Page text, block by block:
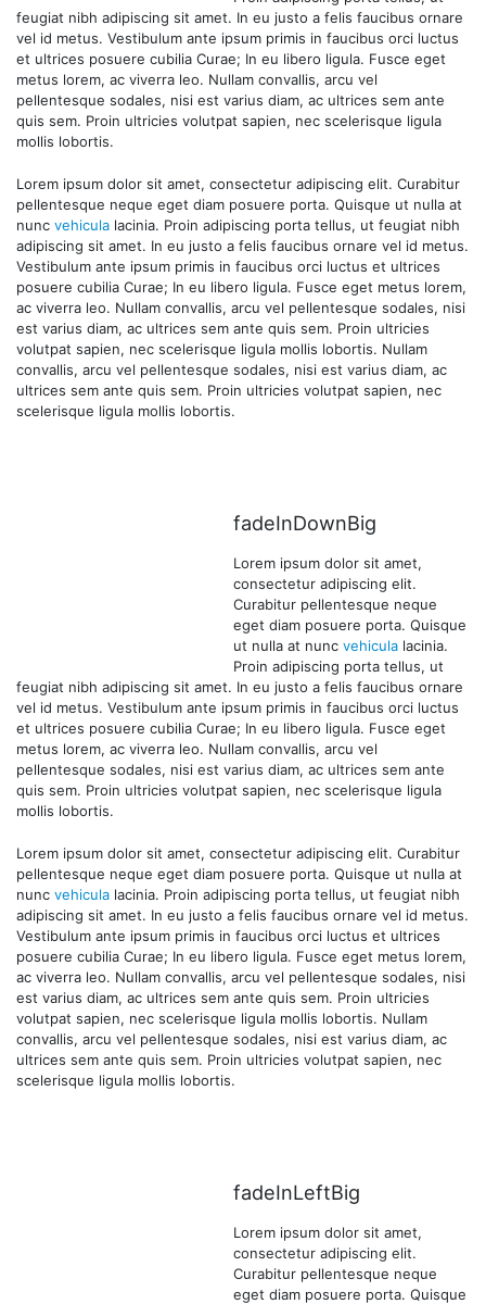
feugiat nibh adipiscing sit amet. In eu justo a felis faucibus ornare
vel id metus. Vestibulum ante ipsum primis in faucibus orci luctus
et ultrices posuere cubilia Curae; In eu libero ligula. Fusce eget
metus lorem, ac viverra leo. Nullam convallis, arcu vel
pellentesque sodales, nisi est varius diam, ac ultrices sem ante
quis sem. Proin ultricies volutpat sapien, nec scelerisque ligula
mollis lobortis.
Lorem ipsum dolor sit amet, consectetur adipiscing elit. Curabitur
pellentesque neque eget diam posuere porta. Quisque ut nulla at
nunc vehicula lacinia. Proin adipiscing porta tellus, ut feugiat nibh
adipiscing sit amet. In eu justo a felis faucibus ornare vel id metus.
Vestibulum ante ipsum primis in faucibus orci luctus et ultrices
posuere cubilia Curae; In eu libero ligula. Fusce eget metus lorem,
ac viverra leo. Nullam convallis, arcu vel pellentesque sodales, nisi
est varius diam, ac ultrices sem ante quis sem. Proin ultricies
volutpat sapien, nec scelerisque ligula mollis lobortis. Nullam
convallis, arcu vel pellentesque sodales, nisi est varius diam, ac
ultrices sem ante quis sem. Proin ultricies volutpat sapien, nec
scelerisque ligula mollis lobortis.
fadeInDownBig
Lorem ipsum dolor sit amet,
consectetur adipiscing elit.
Curabitur pellentesque neque
eget diam posuere porta. Quisque
ut nulla at nunc vehicula lacinia.
Proin adipiscing porta tellus, ut
feugiat nibh adipiscing sit amet. In eu justo a felis faucibus ornare
vel id metus. Vestibulum ante ipsum primis in faucibus orci luctus
et ultrices posuere cubilia Curae; In eu libero ligula. Fusce eget
metus lorem, ac viverra leo. Nullam convallis, arcu vel
pellentesque sodales, nisi est varius diam, ac ultrices sem ante
quis sem. Proin ultricies volutpat sapien, nec scelerisque ligula
mollis lobortis.
Lorem ipsum dolor sit amet, consectetur adipiscing elit. Curabitur
pellentesque neque eget diam posuere porta. Quisque ut nulla at
nunc vehicula lacinia. Proin adipiscing porta tellus, ut feugiat nibh
adipiscing sit amet. In eu justo a felis faucibus ornare vel id metus.
Vestibulum ante ipsum primis in faucibus orci luctus et ultrices
posuere cubilia Curae; In eu libero ligula. Fusce eget metus lorem,
ac viverra leo. Nullam convallis, arcu vel pellentesque sodales, nisi
est varius diam, ac ultrices sem ante quis sem. Proin ultricies
volutpat sapien, nec scelerisque ligula mollis lobortis. Nullam
convallis, arcu vel pellentesque sodales, nisi est varius diam, ac
ultrices sem ante quis sem. Proin ultricies volutpat sapien, nec
scelerisque ligula mollis lobortis.
fadeInLeftBig
Lorem ipsum dolor sit amet,
consectetur adipiscing elit.
Curabitur pellentesque neque
eget diam posuere porta. Quisque